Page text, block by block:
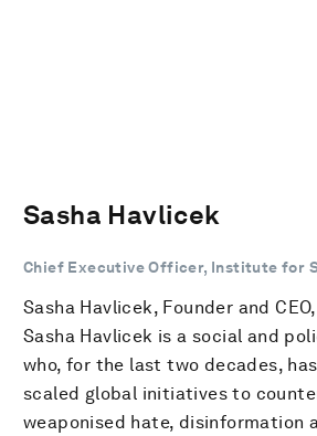
Sasha Havlicek
Chief Executive Officer, Institute for
Sasha Havlicek, Founder and
Sasha Havlicek is a social and
who, for the last two decades,
scaled global initiatives to
weaponised hate, disinformation